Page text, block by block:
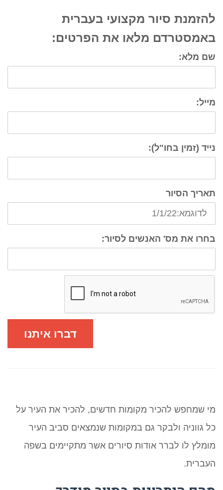
להזמנת סיור מקצועי בעברית
באמסטרדם מלאו את הפרטים:
שם מלא:
מייל:
נייד (זמין בחו"ל):
תאריך הסיור
בחרו את מס' האנשים לסיור:
דברו איתנו
מי שמחפש להכיר מקומות חדשים, להכיר את העיר על
כל גווניה ולבקר גם במקומות שנמצאים סביב העיר
מומלץ לו לברר אודות סיורים אשר מתקיימים בשפה
העברית.